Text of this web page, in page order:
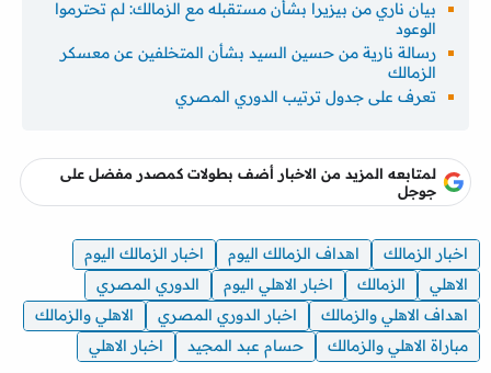
بيان ناري من بيزيرا بشأن مستقبله مع الزمالك: لم تحترموا
الوعود
رسالة نارية من حسين السيد بشأن المتخلفين عن معسكر
الزمالك
تعرف على جدول ترتيب الدوري المصري
لمتابعه المزيد من الاخبار أضف بطولات كمصدر مفضل على
جوجل
اخبار الزمالك اهداف الزمالك اليوم
اخبار الزمالك اليوم
الاهلي
الزمالك اخبار الاهلي اليوم
الدوري المصري
اهداف الاهلي والزمالك
اخبار الدوري المصري
الاهلي والزمالك
مباراة الاهلي والزمالك
حسام عبد المجيد اخبار الاهلي